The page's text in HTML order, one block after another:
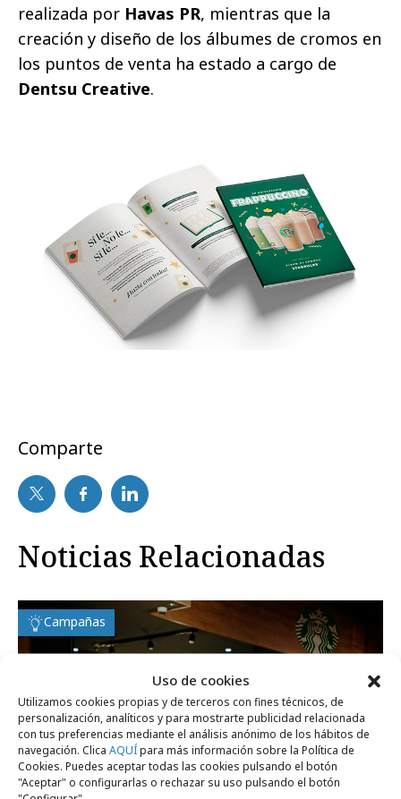
Uso de cookies
Utilizamos cookies propias y de terceros con fines técnicos, de
personalización, analíticos y para mostrarte publicidad relacionada
con tus preferencias mediante el análisis anónimo de los hábitos de
navegación. Clica AQUÍpara más información sobre la Política de
Cookies. Puedes aceptar todas las cookies pulsando el botón
"Aceptar" o configurarlas o rechazar su uso pulsando el botón
realizada por Havas PR, mientras que la
creación y diseño de los álbumes de cromos en
los puntos de venta ha estado a cargo de
Dentsu Creative.
Comparte
Noticias Relacionadas
Campañas